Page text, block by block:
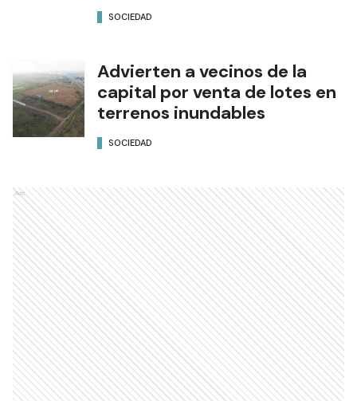
SOCIEDAD
Advierten a vecinos de la
capital por venta de lotes en
terrenos inundables
SOCIEDAD
Ads